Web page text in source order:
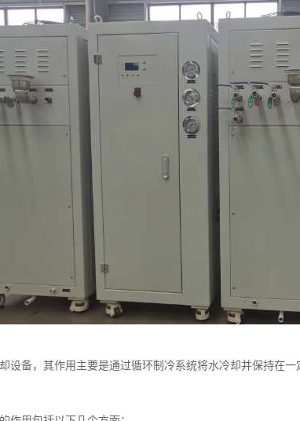
设备，其作用主要是通过循环制冷系统将水冷却并保持在